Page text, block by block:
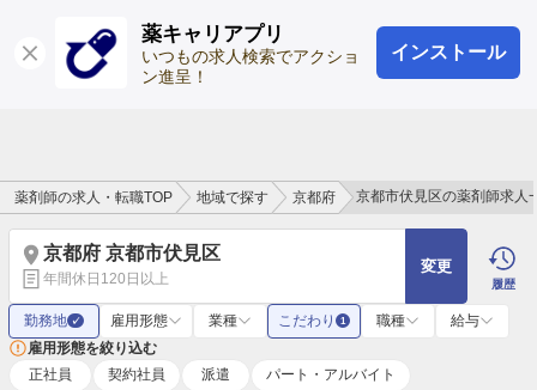
薬キャリアプリ
いつもの求人検索でアクショ
ン進呈！
インストール
ログイン 会員登録
薬剤師の求人・転職TOP 地域で探す 京都府 京都市伏見区の薬剤師求人
京都府 京都市伏見区
年間休日120日以上
変更
履歴
勤務地 ✓ 雇用形態 業種 こだわり 1 職種
給与
雇用形態を絞り込む
正社員
契約社員 派遣 パート・アルバイト